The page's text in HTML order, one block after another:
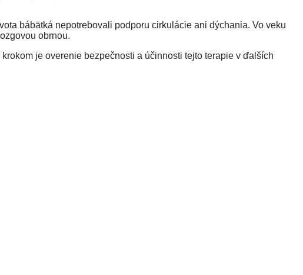
bábätká nepotrebovali podporu cirkulácie ani dýchania. Vo veku
obrnou.
krokom je overenie bezpečnosti a účinnosti tejto terapie v ďalších